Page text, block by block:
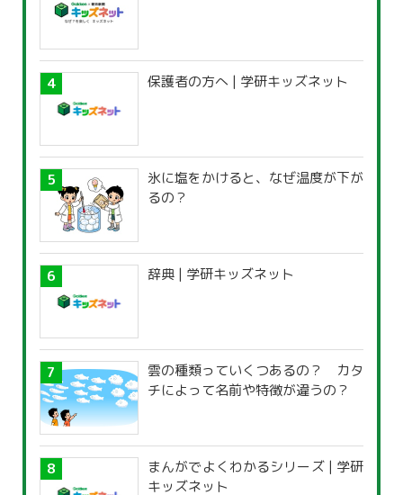
保護者の方へ | 学研キッズネット
氷に塩をかけると、なぜ温度が下が
るの？
辞典 | 学研キッズネット
雲の種類っていくつあるの？ カタ
チによって名前や特徴が違うの？
まんがでよくわかるシリーズ | 学研
キッズネット